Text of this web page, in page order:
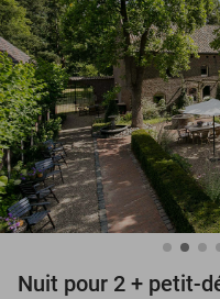
+ de
Nuit pour 2 + petit-